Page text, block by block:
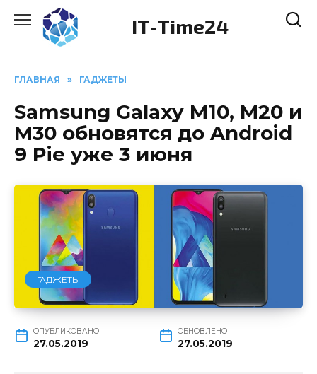
Перейти
содержанию
IT-Time24
ГЛАВНАЯ » ГАДЖЕТЫ
Samsung Galaxy M10, M20 и
M30 обновятся до Android
9 Pie уже 3 июня
ГАДЖЕТЫ
ОПУБЛИКОВАНО
27.05.2019
ОБНОВЛЕНО
27.05.2019